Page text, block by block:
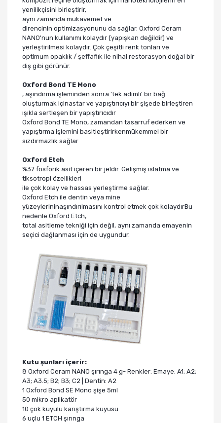
yenilikçisini birleştirir,
aynı zamanda mukavemet ve
direncinin optimizasyonunu da sağlar. Oxford Ceram
NANO'nun kullanımı kolaydır (yapışkan değildir) ve
yerleştirilmesi kolaydır. Çok çeşitli renk tonları ve
optimum opaklık / şeffaflık ile nihai restorasyon doğal bir
diş gibi görünür.
Oxford Bond TE Mono
, aşındırma işleminden sonra 'tek adımlı' bir bağ
oluşturmak içinastar ve yapıştırıcıyı bir şişede birleştiren
ışıkla sertleşen bir yapıştırıcıdır
Oxford Bond TE Mono, zamandan tasarruf ederken ve
yapıştırma işlemini basitleştirirkenmükemmel bir
sızdırmazlık sağlar
Oxford Etch
%37 fosforik asit içeren bir jeldir. Gelişmiş ıslatma ve
tiksotropi özellikleri
ile çok kolay ve hassas yerleştirme sağlar.
Oxford Etch ile dentin veya mine
yüzeylerininaşındırılmasını kontrol etmek çok kolaydırBu
nedenle Oxford Etch,
total asitleme tekniği için değil, aynı zamanda emayenin
seçici dağlanması için de uygundur.
Kutu şunları içerir:
8 Oxford Ceram NANO şırınga 4 g- Renkler: Emaye: A1; A2;
A3; A3.5; B2; B3; C2 | Dentin: A2
1 Oxford Bond SE Mono şişe 5ml
50 mikro aplikatör
10 çok kuyulu karıştırma kuyusu
6 uçlu 1 ETCH şırınga